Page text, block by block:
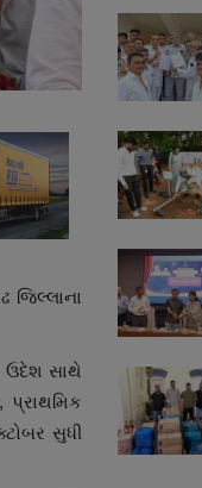
જિલ્લાના
ઉદેશ સાથે
સુધી